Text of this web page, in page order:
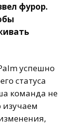
фурор.
успешно
статуса
команда не
изучаем